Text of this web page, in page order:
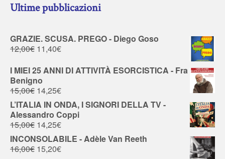
Ultime pubblicazioni
GRAZIE. SCUSA. PREGO - Diego Goso
12,00€ 11,40€
I MIEI 25 ANNI DI ATTIVITÀ ESORCISTICA - Fra
Benigno
15,00€ 14,25€
L’ITALIA IN ONDA, I SIGNORI DELLA TV -
Alessandro Coppi
15,00€ 14,25€
INCONSOLABILE - Adèle Van Reeth
16,00€ 15,20€